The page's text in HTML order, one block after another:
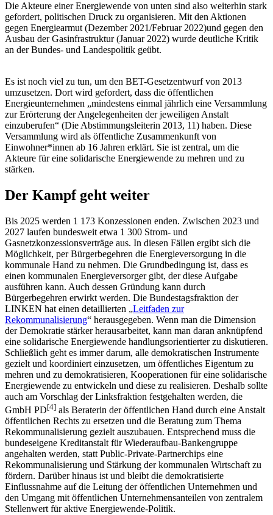
Die Akteure einer Energiewende von unten sind also weiterhin stark
gefordert, politischen Druck zu organisieren. Mit den Aktionen
gegen Energiearmut (Dezember 2021/Februar 2022)und gegen den
Ausbau der Gasinfrastruktur (Januar 2022) wurde deutliche Kritik
an der Bundes- und Landespolitik geübt.
Es ist noch viel zu tun, um den BET-Gesetzentwurf von 2013
umzusetzen. Dort wird gefordert, dass die öffentlichen
Energieunternehmen „mindestens einmal jährlich eine Versammlung
zur Erörterung der Angelegenheiten der jeweiligen Anstalt
einzuberufen“ (Die Abstimmungsleiterin 2013, 11) haben. Diese
Versammlung wird als öffentliche Zusammenkunft von
Einwohner*innen ab 16 Jahren erklärt. Sie ist zentral, um die
Akteure für eine solidarische Energiewende zu mehren und zu
stärken.
Der Kampf geht weiter
Bis 2025 werden 1 173 Konzessionen enden. Zwischen 2023 und
2027 laufen bundesweit etwa 1 300 Strom- und
Gasnetzkonzessionsverträge aus. In diesen Fällen ergibt sich die
Möglichkeit, per Bürgerbegehren die Energieversorgung in die
kommunale Hand zu nehmen. Die Grundbedingung ist, dass es
einen kommunalen Energieversorger gibt, der diese Aufgabe
ausführen kann. Auch dessen Gründung kann durch
Bürgerbegehren erwirkt werden. Die Bundestagsfraktion der
LINKEN hat einen detaillierten „Leitfaden zur
Rekommunalisierung“ herausgegeben. Wenn man die Dimension
der Demokratie stärker herausarbeitet, kann man daran anknüpfend
eine solidarische Energiewende handlungsorientierter zu diskutieren.
Schließlich geht es immer darum, alle demokratischen Instrumente
gezielt und koordiniert einzusetzen, um öffentliches Eigentum zu
mehren und zu demokratisieren, Kooperationen für eine solidarische
Energiewende zu entwickeln und diese zu realisieren. Deshalb sollte
auch am Vorschlag der Linksfraktion festgehalten werden, die
GmbH PD[4] als Beraterin der öffentlichen Hand durch eine Anstalt
öffentlichen Rechts zu ersetzen und die Beratung zum Thema
Rekommunalisierung gezielt auszubauen. Entsprechend muss die
bundeseigene Kreditanstalt für Wiederaufbau-Bankengruppe
angehalten werden, statt Public-Private-Partnerchips eine
Rekommunalisierung und Stärkung der kommunalen Wirtschaft zu
fördern. Darüber hinaus ist und bleibt die demokratisierte
Einflussnahme auf die Leitung der öffentlichen Unternehmen und
den Umgang mit öffentlichen Unternehmensanteilen von zentralem
Stellenwert für aktive Energiewende-Politik.